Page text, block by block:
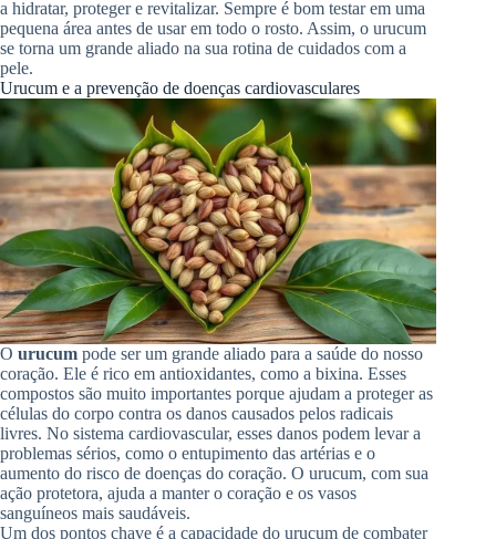
a hidratar, proteger e revitalizar. Sempre é bom testar em uma
pequena área antes de usar em todo o rosto. Assim, o urucum
se torna um grande aliado na sua rotina de cuidados com a
pele.
Urucum e a prevenção de doenças cardiovasculares
O urucum pode ser um grande aliado para a saúde do nosso
coração. Ele é rico em antioxidantes, como a bixina. Esses
compostos são muito importantes porque ajudam a proteger as
células do corpo contra os danos causados pelos radicais
livres. No sistema cardiovascular, esses danos podem levar a
problemas sérios, como o entupimento das artérias e o
aumento do risco de doenças do coração. O urucum, com sua
ação protetora, ajuda a manter o coração e os vasos
sanguíneos mais saudáveis.
Um dos pontos chave é a capacidade do urucum de combater